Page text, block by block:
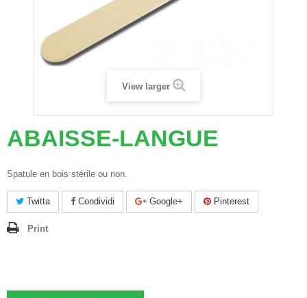
View larger
ABAISSE-LANGUE
Spatule en bois stérile ou non.
Twitta Condividi Google+ Pinterest
Print